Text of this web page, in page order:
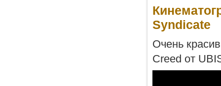
Syndicate
Очень
Creed от